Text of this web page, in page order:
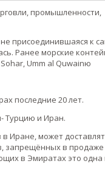
промышленности,
присоединившаяся к
Ранее морские
Umm al Quwainю
последние 20 лет.
Турцию и Иран.
Иране, может
запрещённых в
в Эмиратах это одна